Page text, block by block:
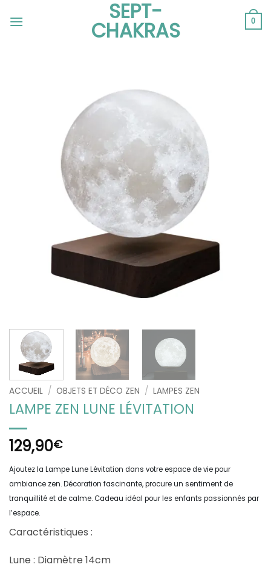
au
SEPT-
CHAKRAS 0
ACCUEIL / OBJETS ET DÉCO ZEN / LAMPES ZEN
LAMPE ZEN LUNE LÉVITATION
129,90€
Ajoutez la Lampe Lune Lévitation dans votre espace de vie pour
ambiance zen. Décoration fascinante, procure un sentiment de
tranquillité et de calme. Cadeau idéal pour les enfants passionnés par
l’espace.
Caractéristiques :
Lune : Diamètre 14cm